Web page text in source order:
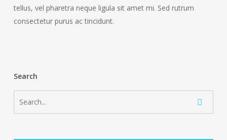
tellus, vel pharetra neque ligula sit amet mi. Sed rutrum
consectetur purus ac tincidunt.
Search